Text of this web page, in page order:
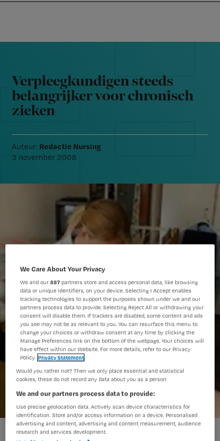
navigation
content
Nursing
Verpleegkundigen steeds belangrijker voor chronisch zieken
Verpleegkundigen steeds
belangrijker voor chronisch
zieken
Auteur: Redactie Nursing
3 november 2008
We Care About Your Privacy
We and our887 partners store and access personal data, like browsing
data or unique identifiers, on your device. Selecting I Accept enables
tracking technologies to support the purposes shown under we and our
partners process data to provide. Selecting Reject All or withdrawing your
consent will disable them. If trackers are disabled, some content and ads
you see may not be as relevant to you. You can resurface this menu to
change your choices or withdraw consent at any time by clicking the
Manage Preferences link on the bottom of the webpage. Your choices will
have effect within our Website. For more details, refer to our Privacy
Policy. Privacy Statement
Would you rather not? Then we only place essential and statistical
cookies, these do not record any data about you as a person
We and our partners process data to provide:
Use precise geolocation data. Actively scan device characteristics for
identification. Store and/or access information on a device. Personalised
advertising and content, advertising and content measurement, audience
research and services development.